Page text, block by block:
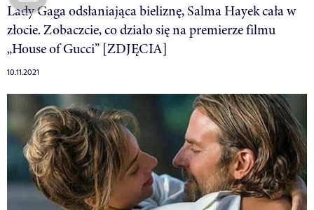
Lady Gaga odsłaniająca bieliznę, Salma Hayek cała w
złocie. Zobaczcie, co działo się na premierze filmu
„House of Gucci” [ZDJĘCIA]
10.11.2021